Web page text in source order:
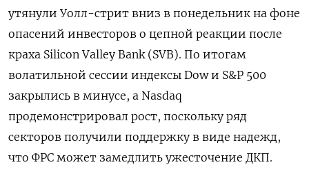
утянули Уолл-стрит вниз в понедельник на фоне
опасений инвесторов о цепной реакции после
краха Silicon Valley Bank (SVB). По итогам
волатильной сессии индексы Dow и S&P 500
закрылись в минусе, а Nasdaq
продемонстрировал рост, поскольку ряд
секторов получили поддержку в виде надежд,
что ФРС может замедлить ужесточение ДКП.